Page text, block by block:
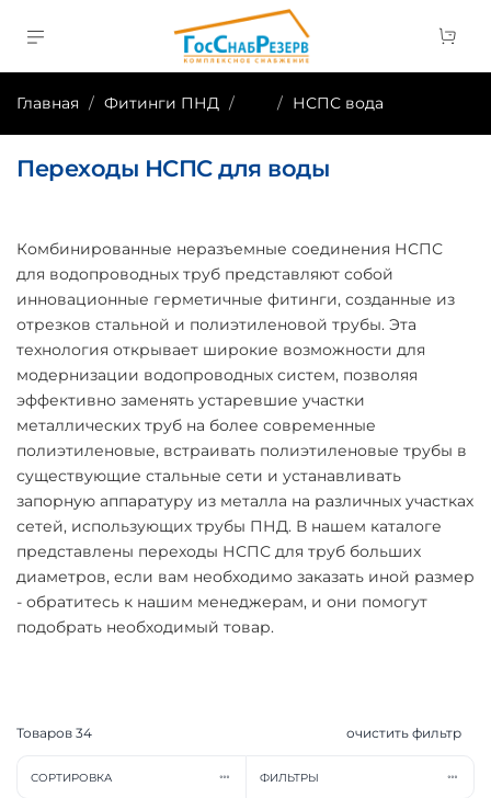
Главная Фитинги ПНД НСПС вода
Переходы НСПС для воды
Комбинированные неразъемные соединения НСПС
для водопроводных труб представляют собой
инновационные герметичные фитинги, созданные из
отрезков стальной и полиэтиленовой трубы. Эта
технология открывает широкие возможности для
модернизации водопроводных систем, позволяя
эффективно заменять устаревшие участки
металлических труб на более современные
полиэтиленовые, встраивать полиэтиленовые трубы в
существующие стальные сети и устанавливать
запорную аппаратуру из металла на различных участках
сетей, использующих трубы ПНД. В нашем каталоге
представлены переходы НСПС для труб больших
диаметров, если вам необходимо заказать иной размер
- обратитесь к нашим менеджерам, и они помогут
подобрать необходимый товар.
Товаров 34 очистить фильтр
СОРТИРОВКА ФИЛЬТРЫ